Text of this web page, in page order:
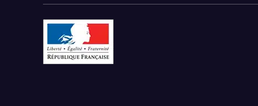
Par région :
Auvergne-Rhône-Alpes
Bourgogne-Franche-Comté